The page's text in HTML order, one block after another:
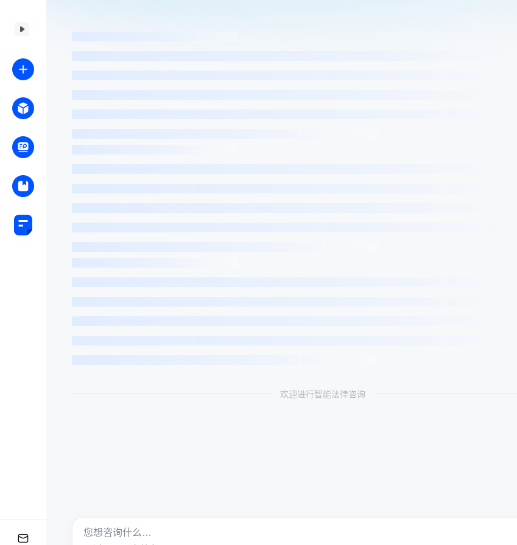
欢迎进行智能法律咨询